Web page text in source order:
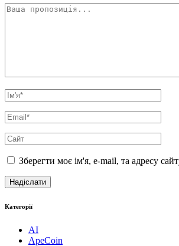
Зберегти моє ім'я, e-mail, та адресу
Категорії
AI
ApeCoin